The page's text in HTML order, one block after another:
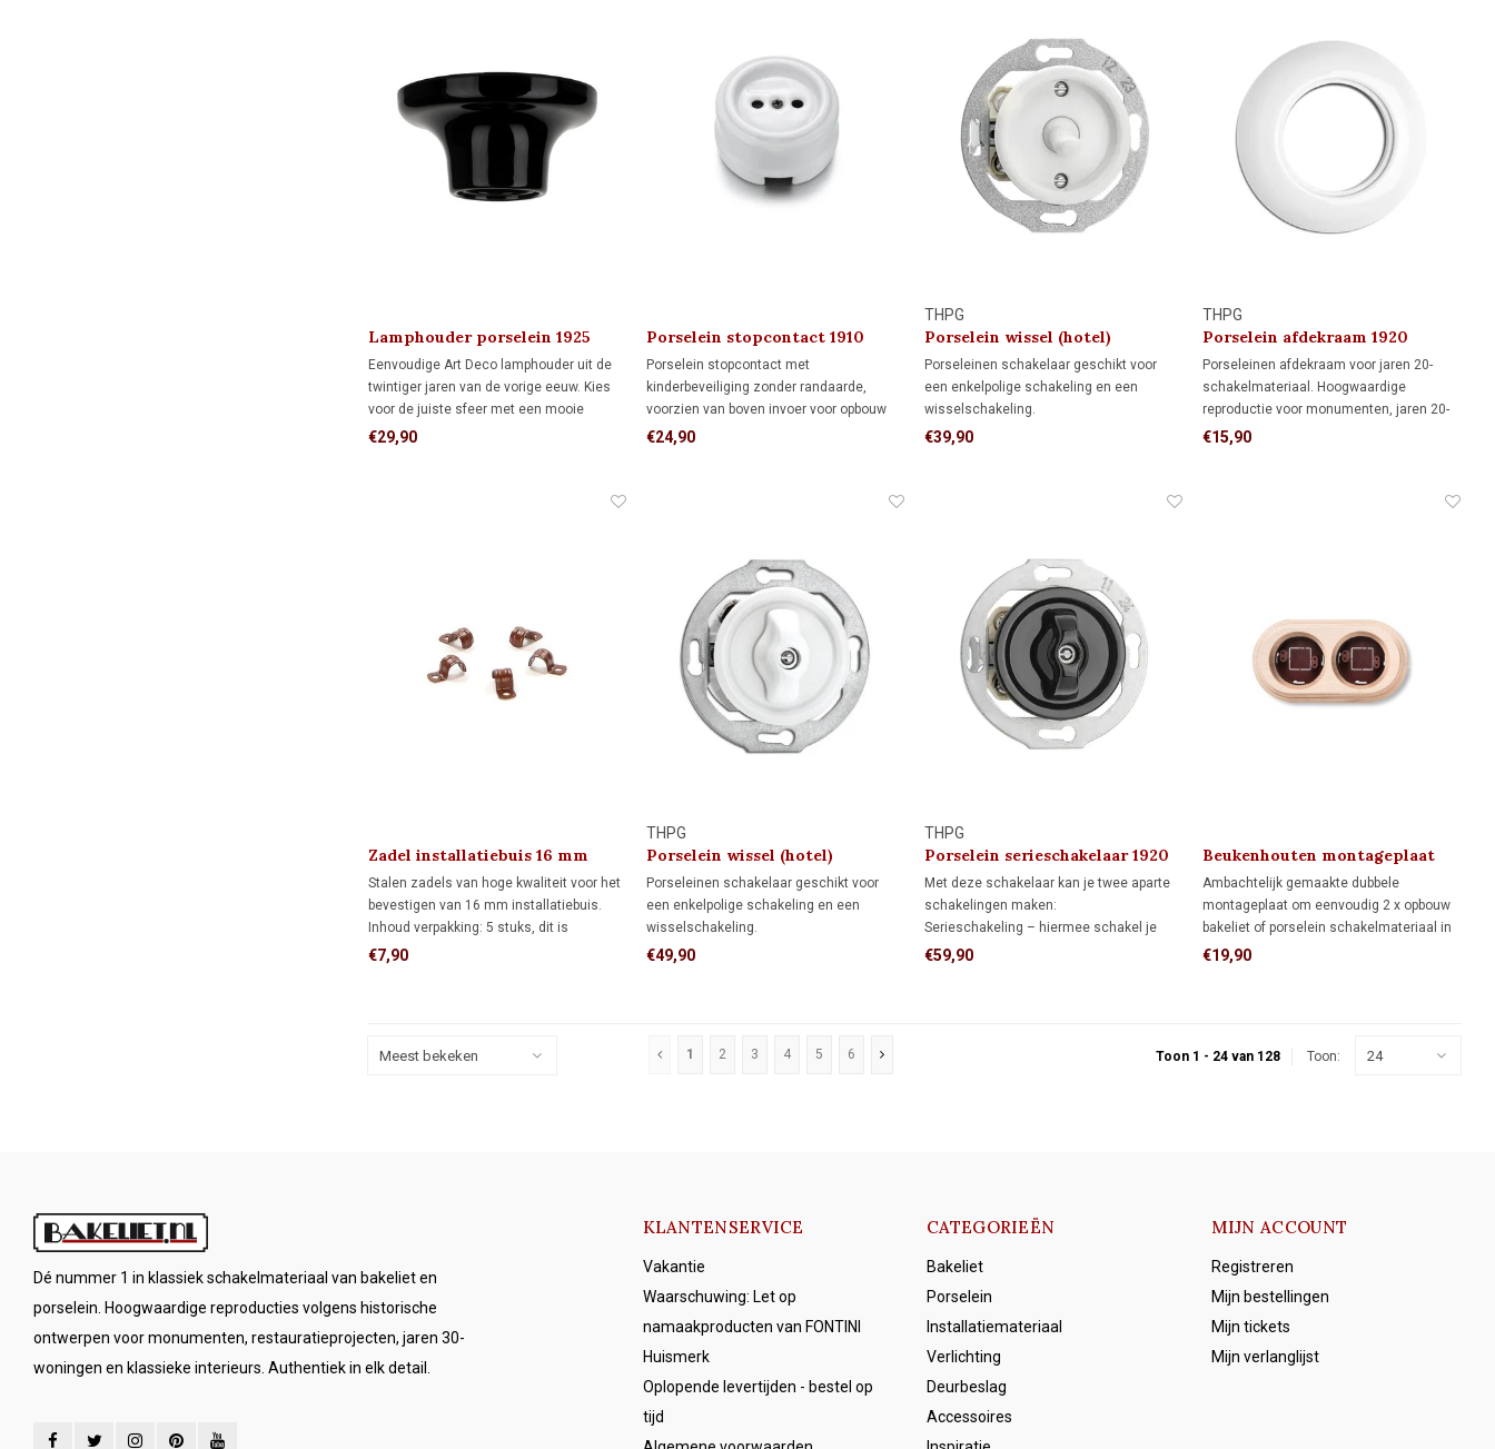
Lamphouder porselein 1925
Eenvoudige Art Deco lamphouder uit de
twintiger jaren van de vorige eeuw. Kies
voor de juiste sfeer met een mooie
bijpassende LED kooldraadlamp.
€29,90
Porselein stopcontact 1910
Porselein stopcontact met
kinderbeveiliging zonder randaarde,
voorzien van boven invoer voor opbouw
elektraleiding. Voor een veilige en
€24,90
THPG
Porselein wissel (hotel)
schakelaar 1920
Porseleinen schakelaar geschikt voor
een enkelpolige schakeling en een
wisselschakeling.
Enkelpolige schakeling: bedient de
€39,90
THPG
Porselein afdekraam 1920
Porseleinen afdekraam voor jaren 20-
schakelmateriaal. Hoogwaardige
reproductie voor monumenten, jaren 20-
woningen en klassieke interieurs.
€15,90
Zadel installatiebuis 16 mm
Stalen zadels van hoge kwaliteit voor het
bevestigen van 16 mm installatiebuis.
Inhoud verpakking: 5 stuks, dit is
voldoende voor 3 meter installatiebuis.
€7,90
THPG
Porselein wissel (hotel)
schakelaar 1920
Porseleinen schakelaar geschikt voor
een enkelpolige schakeling en een
wisselschakeling.
Enkelpolige schakeling: bedient de
€49,90
THPG
Porselein serieschakelaar 1920
Met deze schakelaar kan je twee aparte
schakelingen maken:
Serieschakeling – hiermee schakel je
twee lampen afzonderlijk aan en uit
€59,90
Beukenhouten montageplaat
dubbel 1910/1930
Ambachtelijk gemaakte dubbele
montageplaat om eenvoudig 2 x opbouw
bakeliet of porselein schakelmateriaal in
te monteren. Deze montageplaat past
€19,90
Meest bekeken 1 2 3 4 5 6 Toon 1 - 24 van 128 Toon: 24
Dé nummer 1 in klassiek schakelmateriaal van bakeliet en
porselein. Hoogwaardige reproducties volgens historische
ontwerpen voor monumenten, restauratieprojecten, jaren 30-
woningen en klassieke interieurs. Authentiek in elk detail.
KLANTENSERVICE
Vakantie
Waarschuwing: Let op
namaakproducten van FONTINI
Huismerk
Oplopende levertijden - bestel op
tijd
CATEGORIEËN
Bakeliet
Porselein
Installatiemateriaal
Verlichting
Deurbeslag
Accessoires
MIJN ACCOUNT
Registreren
Mijn bestellingen
Mijn tickets
Mijn verlanglijst